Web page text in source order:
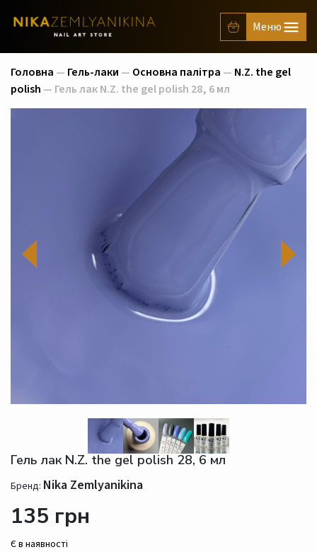
Головна — Гель-лаки — Основна палітра — N.Z. the gel
polish — Гель лак N.Z. the gel polish 28, 6 мл
Гель лак N.Z. the gel polish 28, 6 мл
Бренд: Nika Zemlyanikina
135 грн
Є в наявності